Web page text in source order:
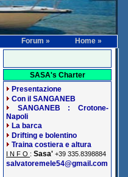
Forum »
Home »
SASA's Charter
Presentazione
Con il SANGANEB
SANGANEB : Crotone-
Napoli
La barca
Drifting e bolentino
Traina costiera e altura
I N F O : Sasa' +39 335.8398884
salvatoremele54@gmail.com